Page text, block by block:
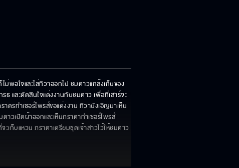
พอใจและไล่ทิวาออกไป ชมดาวแกล้งเก็บของ
และตัดสินใจแต่งงานกับชมดาว เพื่อที่เสาร์จะ
ดรทำเซอร์ไพรส์ขอแต่งงาน ทิวาบังเอิญมาเห็น
วเปิดผ้าออกและเห็นภราดาทำเซอร์ไพรส์
ะเก็บแหวน ภราดาเตรียมชุดเจ้าสาวไว้ให้ชมดาว